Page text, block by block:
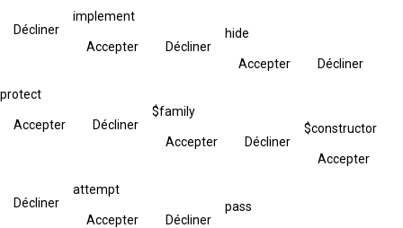
Décliner
implement
Accepter Décliner
hide
Accepter Décliner
protect
Accepter Décliner
$family
Accepter Décliner
$constructor
Accepter
Décliner
attempt
Accepter Décliner
pass